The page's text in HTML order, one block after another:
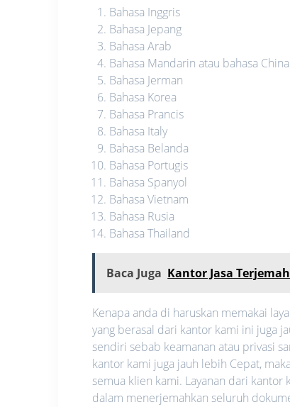
Bahasa Inggris
Bahasa Jepang
Bahasa Arab
Bahasa Mandarin atau bahasa China
Bahasa Jerman
Bahasa Korea
Bahasa Prancis
Bahasa Italy
Bahasa Belanda
Bahasa Portugis
Bahasa Spanyol
Bahasa Vietnam
Bahasa Rusia
Bahasa Thailand
Baca Juga Kantor Jasa
Kenapa anda di haruskan memakai
yang berasal dari kantor kami ini juga
sendiri sebab keamanan atau privasi
kantor kami juga jauh lebih Cepat,
semua klien kami. Layanan dari
dalam menerjemahkan seluruh